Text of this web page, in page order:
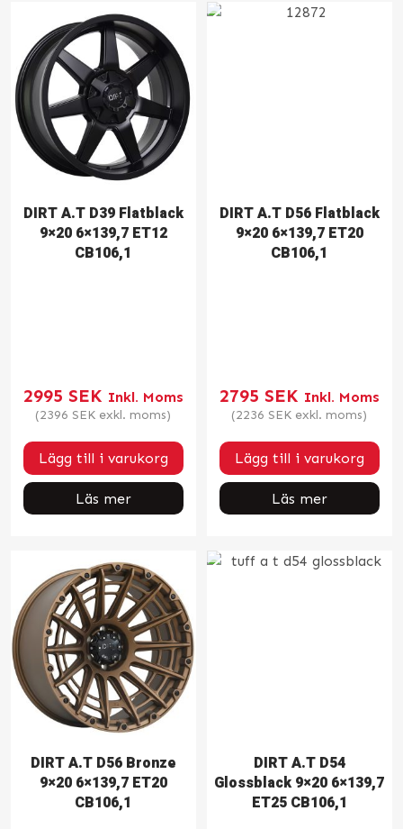
DIRT A.T D39 Flatblack
9×20 6×139,7 ET12
CB106,1
2995 SEK Inkl. Moms
(2396 SEK exkl. moms)
Lägg till i varukorg
Läs mer
DIRT A.T D56 Flatblack
9×20 6×139,7 ET20
CB106,1
2795 SEK Inkl. Moms
(2236 SEK exkl. moms)
Lägg till i varukorg
Läs mer
DIRT A.T D56 Bronze
9×20 6×139,7 ET20
CB106,1
DIRT A.T D54
Glossblack 9×20 6×139,7
ET25 CB106,1